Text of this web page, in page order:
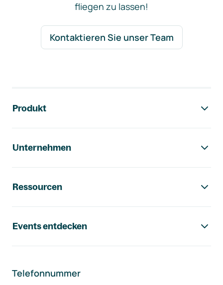
fliegen zu lassen!
Kontaktieren Sie unser Team
Produkt
Unternehmen
Ressourcen
Events entdecken
Telefonnummer